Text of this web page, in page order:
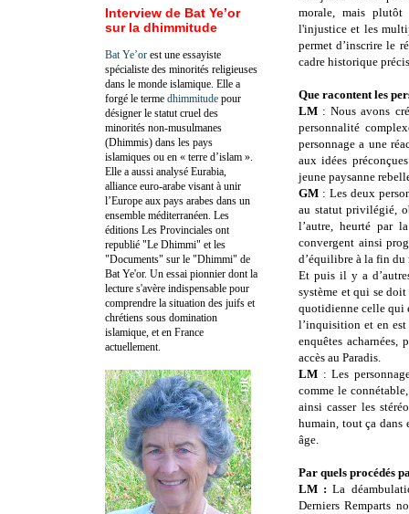
morale, mais plutôt
l'injustice et les
permet d’inscrire le
cadre historique
Que racontent les
LM : Nous avons
personnalité
personnage a une
aux idées
jeune paysanne
GM : Les deux
au statut privilégié,
l’autre, heurté par
convergent ainsi
d’équilibre à la fin du
Et puis il y a
système et qui se
quotidienne celle qui
l’inquisition et en est
enquêtes acharnées,
accès au Paradis.
LM : Les
comme le
ainsi casser les
humain, tout ça dans
âge.
Par quels procédés
LM :La
Derniers Remparts
Interview de Bat Ye’or
sur la dhimmitude
Bat Ye’or est une essayiste
spécialiste des minorités religieuses
dans le monde islamique. Elle a
forgé le terme dhimmitude pour
désigner le statut cruel des
minorités non-musulmanes
(Dhimmis) dans les pays
islamiques ou en « terre d’islam ».
Elle a aussi analysé Eurabia,
alliance euro-arabe visant à unir
l’Europe aux pays arabes dans un
ensemble méditerranéen. Les
éditions Les Provinciales ont
republié "Le Dhimmi" et les
"Documents" sur le "Dhimmi" de
Bat Ye'or. Un essai pionnier dont la
lecture s'avère indispensable pour
comprendre la situation des juifs et
chrétiens sous domination
islamique, et en France
actuellement.